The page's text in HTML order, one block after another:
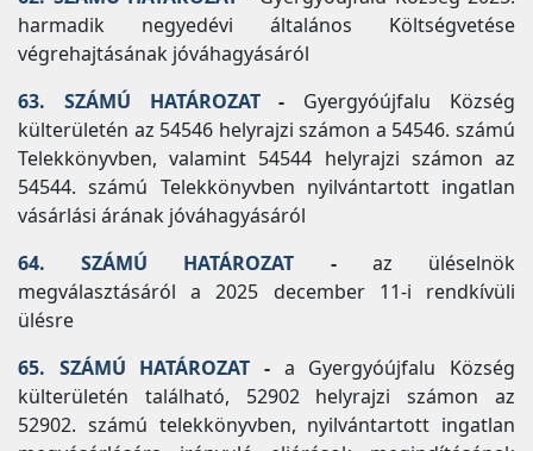
harmadik negyedévi általános Költségvetése
végrehajtásának jóváhagyásáról
63. SZÁMÚ HATÁROZAT- Gyergyóújfalu Község
külterületén az 54546 helyrajzi számon a 54546. számú
Telekkönyvben, valamint 54544 helyrajzi számon az
54544. számú Telekkönyvben nyilvántartott ingatlan
vásárlási árának jóváhagyásáról
64. SZÁMÚ HATÁROZAT - az üléselnök
megválasztásáról a 2025 december 11-i rendkívüli
ülésre
65. SZÁMÚ HATÁROZAT - a Gyergyóújfalu Község
külterületén található, 52902 helyrajzi számon az
52902. számú telekkönyvben, nyilvántartott ingatlan